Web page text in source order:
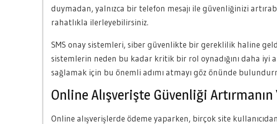
duymadan, yalnızca bir telefon mesajı ile güvenliğinizi
rahatlıkla ilerleyebilirsiniz.
SMS onay sistemleri, siber güvenlikte bir gereklilik haline
sistemlerin neden bu kadar kritik bir rol oynadığını daha iyi
sağlamak için bu önemli adımı atmayı göz önünde
Online Alışverişte Güvenliği Artırmanın
Online alışverişlerde ödeme yaparken, birçok site